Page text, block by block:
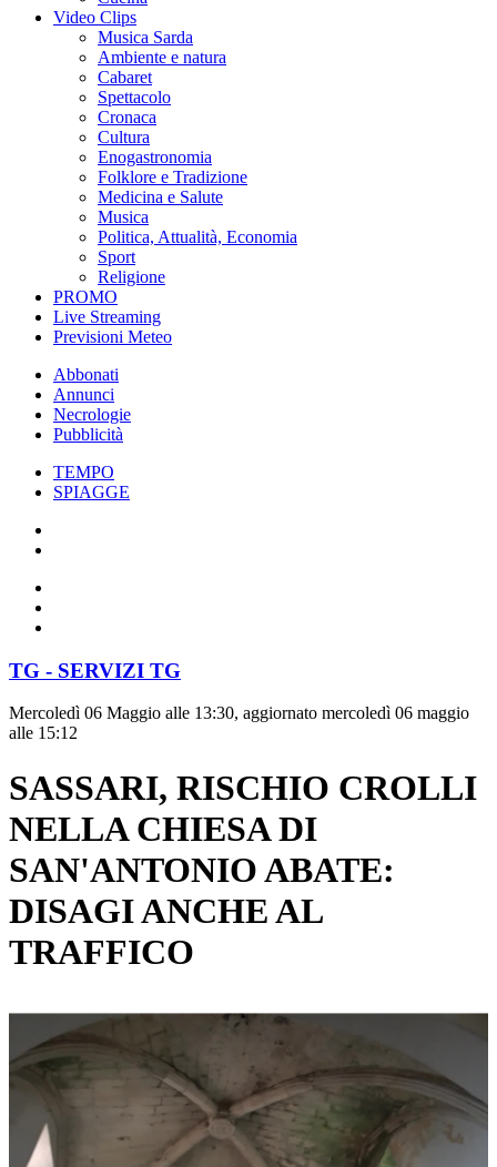
Video Clips
Musica Sarda
Ambiente e natura
Cabaret
Spettacolo
Cronaca
Cultura
Enogastronomia
Folklore e Tradizione
Medicina e Salute
Musica
Politica, Attualità, Economia
Sport
Religione
PROMO
Live Streaming
Previsioni Meteo
Abbonati
Annunci
Necrologie
Pubblicità
TEMPO
SPIAGGE
TG - SERVIZI TG
Mercoledì 06 Maggio alle 13:30, aggiornato mercoledì 06 maggio
alle 15:12
SASSARI, RISCHIO CROLLI
NELLA CHIESA DI
SAN'ANTONIO ABATE:
DISAGI ANCHE AL
TRAFFICO